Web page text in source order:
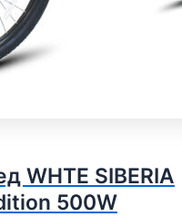
WHTE SIBERIA
500W